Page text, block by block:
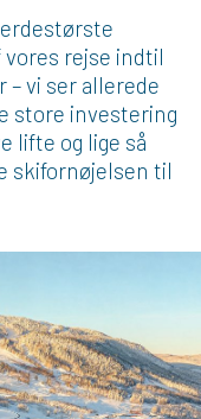
rejse indtil
– vi ser allerede
store investering
lifte og lige så
skifornøjelsen til